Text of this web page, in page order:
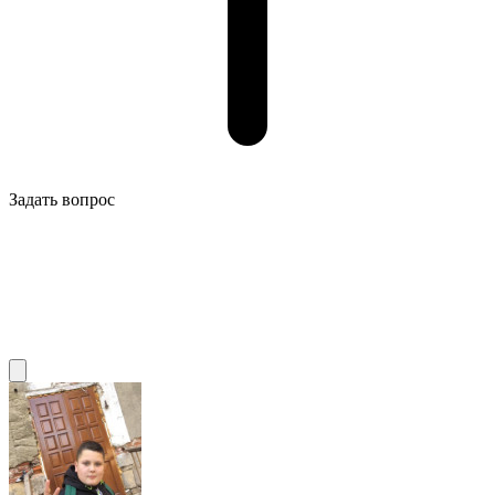
Задать вопрос